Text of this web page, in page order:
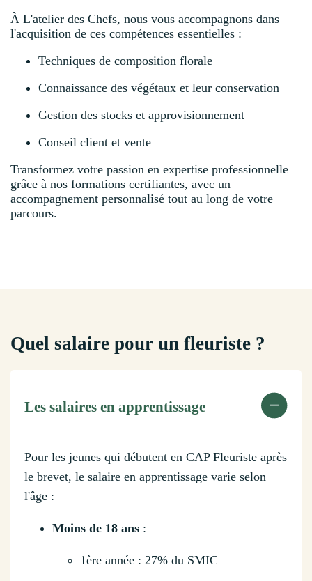
À L'atelier des Chefs, nous vous accompagnons dans
l'acquisition de ces compétences essentielles :
Techniques de composition florale
Connaissance des végétaux et leur conservation
Gestion des stocks et approvisionnement
Conseil client et vente
Transformez votre passion en expertise professionnelle
grâce à nos formations certifiantes, avec un
accompagnement personnalisé tout au long de votre
parcours.
Quel salaire pour un fleuriste ?
Les salaires en apprentissage
Pour les jeunes qui débutent en CAP Fleuriste après
le brevet, le salaire en apprentissage varie selon
l'âge :
Moins de 18 ans :
1ère année : 27% du SMIC